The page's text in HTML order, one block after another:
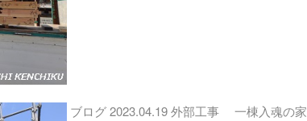
ブログ2023.04.19外部工事 一棟入魂の